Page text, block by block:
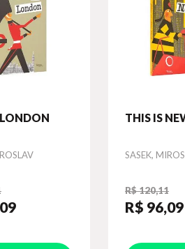
THIS IS
Autor
SASEK,
R$ 120,11
R$ 96,09